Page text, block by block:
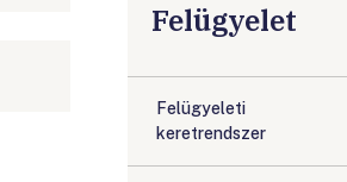
Felügyelet
Felügyeleti
keretrendszer